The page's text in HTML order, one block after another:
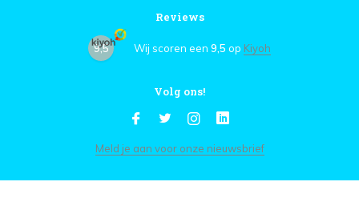
Reviews
9,5 Wij scoren een 9,5 op Kiyoh
Volg ons!
Meld je aan voor onze nieuwsbrief